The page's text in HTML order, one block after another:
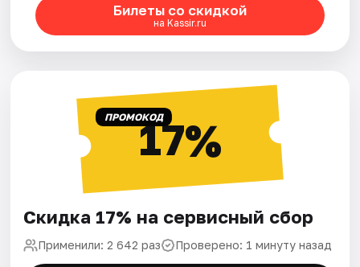
Билеты со скидкой
на Kassir.ru
ПРОМОКОД17%
Скидка 17% на сервисный сбор
Применили: 2 642 раз Проверено: 1 минуту назад